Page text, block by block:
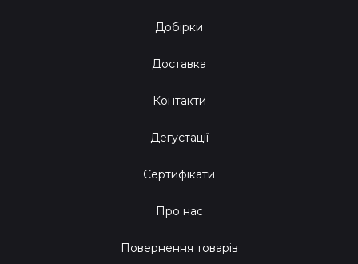
Добірки
Доставка
Контакти
Дегустації
Сертифікати
Про нас
Повернення товарів